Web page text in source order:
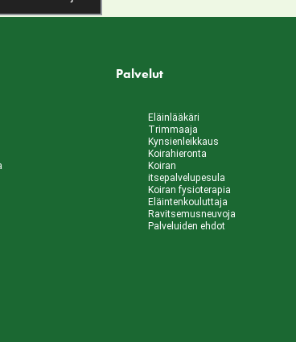
Palvelut
Eläinlääkäri
Trimmaaja
Kynsienleikkaus
Koirahieronta
Koiran
itsepalvelupesula
Koiran fysioterapia
Eläintenkouluttaja
Ravitsemusneuvoja
Palveluiden ehdot